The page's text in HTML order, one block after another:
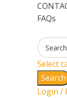
FAQs
Select
Search
Login /